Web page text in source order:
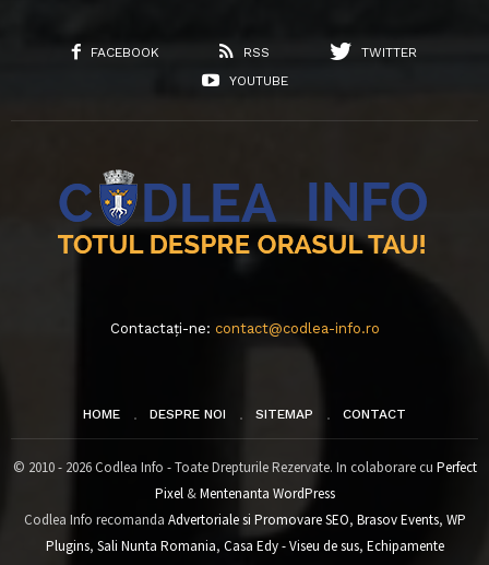
FACEBOOK RSS
TWITTER
YOUTUBE
Contactați-ne: contact@codlea-info.ro
HOME DESPRE NOI SITEMAP CONTACT
© 2010 - 2026 Codlea Info - Toate Drepturile Rezervate. In colaborare cu Perfect
Pixel&Mentenanta WordPress
Codlea Info recomanda Advertoriale si Promovare SEO, Brasov Events, WP
Plugins, Sali Nunta Romania, Casa Edy - Viseu de sus, Echipamente